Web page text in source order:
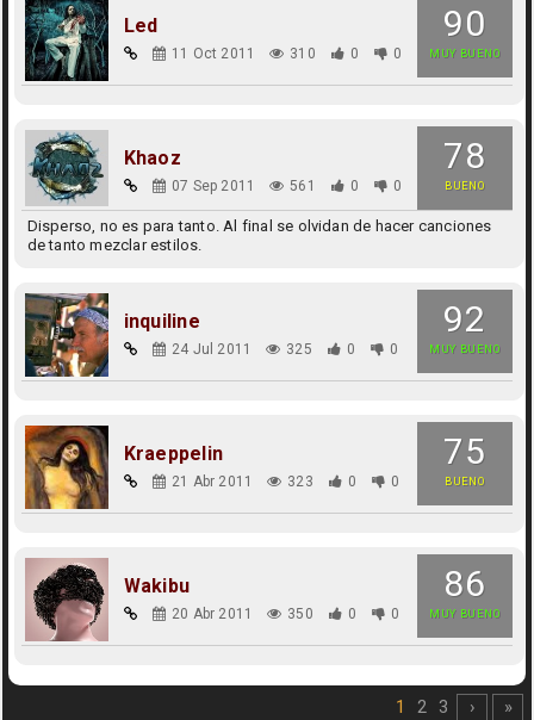
90
MUY BUENO
Led
11 Oct 2011 310 0 0
78
BUENO
Khaoz
07 Sep 2011 561 0 0
Disperso, no es para tanto. Al final se olvidan de hacer canciones
de tanto mezclar estilos.
92
MUY BUENO
inquiline
24 Jul 2011 325 0 0
75
BUENO
Kraeppelin
21 Abr 2011 323 0 0
86
MUY BUENO
Wakibu
20 Abr 2011 350 0 0
1 2 3 › »